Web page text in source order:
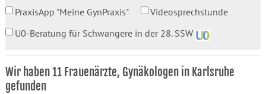
PraxisApp "Meine GynPraxis"
Videosprechstunde
U0-Beratung für Schwangere in der 28. SSW
Wir haben 11 Frauenärzte, Gynäkologen in Karlsruhe
gefunden